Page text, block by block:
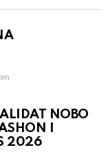
NOBO
I
2026